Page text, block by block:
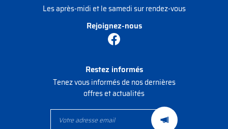
Les après-midi et le samedi sur rendez-vous
Rejoignez-nous
Restez informés
Tenez vous informés de nos dernières
offres et actualités